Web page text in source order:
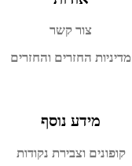
צור קשר
מדיניות החזרים והחזרים
מידע נוסף
קופונים וצבירת נקודות